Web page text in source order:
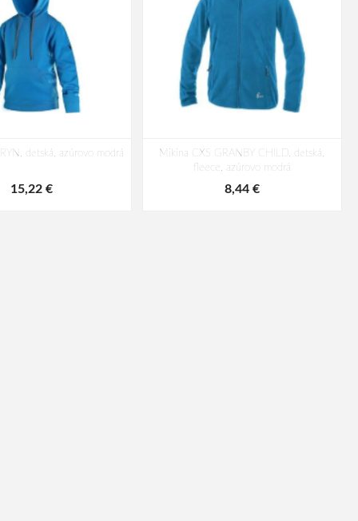
detská, azúrovo modrá
15,22 €
Mikina CXS GRANBY CHILD, detská,
fleece, azúrovo modrá
8,44 €